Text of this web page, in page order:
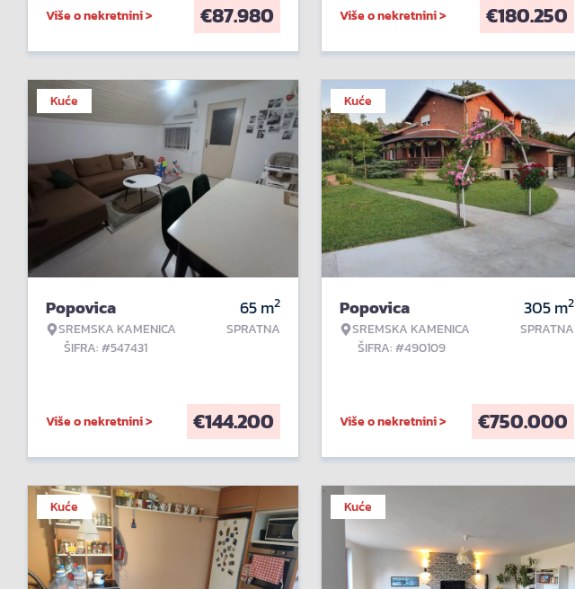
Više o nekretnini > €87.980 Više o nekretnini > €180.250
Kuće
Popovica
SREMSKA KAMENICA
ŠIFRA: #547431
65m2
SPRATNA
Više o nekretnini > €144.200
Kuće
Popovica
SREMSKA KAMENICA
ŠIFRA: #490109
305m2
SPRATNA
Više o nekretnini > €750.000
Kuće Kuće